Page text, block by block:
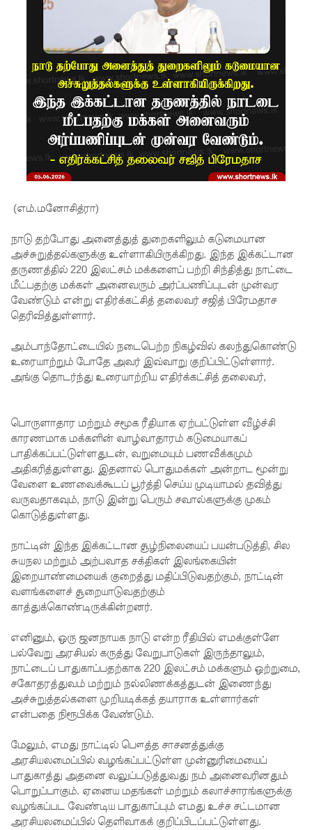
உயர்வு
மாவட்டங்
களுக்கு
மண்சரிவு
அபாய
எச்சரிக்
மட்டக்கள
ப்பு
சிறைச்சா
லையை
சுற்றி
பலத்த
லலித் -
குகன்
காணாமற்
வழக்கு
கோட்டாப
ய
ராஜபக்ச
செப்டம்பர்
29ஆம்
தேதி
காணொ
ளி மூலம்
ளிக்க
நீதிமன்றம்
உத்தரவு!
நேற்றைய
(எம்.மனோசித்ரா)
நாடு தற்போது அனைத்துத் துறைகளிலும் கடுமையான
அச்சுறுத்தல்களுக்கு உள்ளாகியிருக்கிறது. இந்த இக்கட்டான
தருணத்தில் 220 இலட்சம் மக்களைப் பற்றி சிந்தித்து நாட்டை
மீட்பதற்கு மக்கள் அனைவரும் அர்ப்பணிப்புடன் முன்வர
வேண்டும் என்று எதிர்க்கட்சித் தலைவர் சஜித் பிரேமதாச
தெரிவித்துள்ளார்.
அம்பாந்தோட்டையில் நடைபெற்ற நிகழ்வில் கலந்துகொண்டு
உரையாற்றும் போதே அவர் இவ்வாறு குறிப்பிட்டுள்ளார்.
அங்கு தொடர்ந்து உரையாற்றிய எதிர்க்கட்சித் தலைவர்,
பொருளாதார மற்றும் சமூக ரீதியாக ஏற்பட்டுள்ள வீழ்ச்சி
காரணமாக மக்களின் வாழ்வாதாரம் கடுமையாகப்
பாதிக்கப்பட்டுள்ளதுடன், வறுமையும் பணவீக்கமும்
அதிகரித்துள்ளது. இதனால் பொதுமக்கள் அன்றாட மூன்று
வேளை உணவைக்கூடப் பூர்த்தி செய்ய முடியாமல் தவித்து
வருவதாகவும், நாடு இன்று பெரும் சவால்களுக்கு முகம்
கொடுத்துள்ளது.
நாட்டின் இந்த இக்கட்டான சூழ்நிலையைப் பயன்படுத்தி, சில
சுயநல மற்றும் அற்பவாத சக்திகள் இலங்கையின்
இறையாண்மையைக் குறைத்து மதிப்பிடுவதற்கும், நாட்டின்
வளங்களைச் சூறையாடுவதற்கும்
காத்துக்கொண்டிருக்கின்றனர்.
எனினும், ஒரு ஜனநாயக நாடு என்ற ரீதியில் எமக்குள்ளே
பல்வேறு அரசியல் கருத்து வேறுபாடுகள் இருந்தாலும்,
நாட்டைப் பாதுகாப்பதற்காக 220 இலட்சம் மக்களும் ஒற்றுமை,
சகோதரத்துவம் மற்றும் நல்லிணக்கத்துடன் இணைந்து
அச்சுறுத்தல்களை முறியடிக்கத் தயாராக உள்ளார்கள்
என்பதை நிரூபிக்க வேண்டும்.
மேலும், எமது நாட்டில் பௌத்த சாசனத்துக்கு
அரசியலமைப்பில் வழங்கப்பட்டுள்ள முன்னுரிமையைப்
பாதுகாத்து அதனை வலுப்படுத்துவது நம் அனைவரினதும்
பொறுப்பாகும். ஏனைய மதங்கள் மற்றும் கலாச்சாரங்களுக்கு
வழங்கப்பட வேண்டிய பாதுகாப்பும் எமது உச்ச சட்டமான
அரசியலமைப்பில் தெளிவாகக் குறிப்பிடப்பட்டுள்ளது.